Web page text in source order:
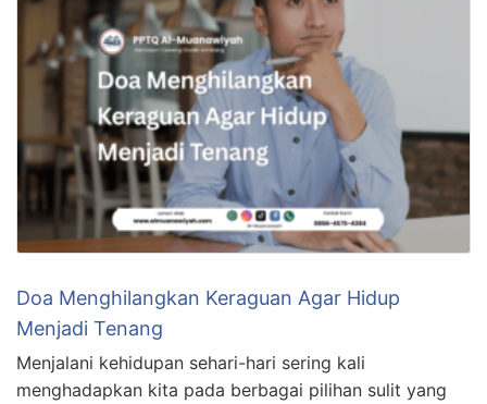
Doa Menghilangkan Keraguan Agar Hidup
Menjadi Tenang
Menjalani kehidupan sehari-hari sering kali
menghadapkan kita pada berbagai pilihan sulit yang